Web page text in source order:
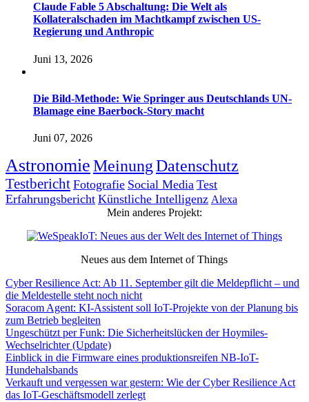
Claude Fable 5 Abschaltung: Die Welt als
Kollateralschaden im Machtkampf zwischen US-
Regierung und Anthropic
Juni 13, 2026
Die Bild-Methode: Wie Springer aus Deutschlands UN-
Blamage eine Baerbock-Story macht
Juni 07, 2026
AstronomieMeinungDatenschutz
Testbericht Fotografie Social Media Test
Erfahrungsbericht Künstliche Intelligenz Alexa
Mein anderes Projekt:
Neues aus dem Internet of Things
Cyber Resilience Act: Ab 11. September gilt die Meldepflicht – und
die Meldestelle steht noch nicht
Soracom Agent: KI-Assistent soll IoT-Projekte von der Planung bis
zum Betrieb begleiten
Ungeschützt per Funk: Die Sicherheitslücken der Hoymiles-
Wechselrichter (Update)
Einblick in die Firmware eines produktionsreifen NB-IoT-
Hundehalsbands
Verkauft und vergessen war gestern: Wie der Cyber Resilience Act
das IoT-Geschäftsmodell zerlegt